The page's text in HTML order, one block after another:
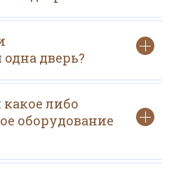
дверь?
либо
оборудование